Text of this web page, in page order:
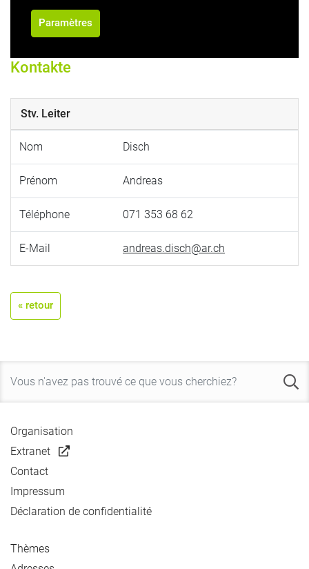
Paramètres
Kontakte
Stv. Leiter
Nom Disch
Prénom Andreas
Téléphone 071 353 68 62
E-Mail andreas.disch@ar.ch
« retour
Organisation
Extranet
Contact
Impressum
Déclaration de confidentialité
Thèmes